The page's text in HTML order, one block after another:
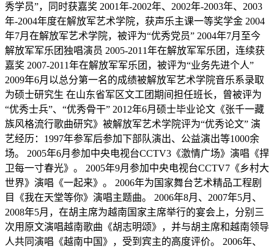
秀学员”，同时获嘉奖 2001年-2002年、2002年-2003年、2003
年-2004年度在解放军艺术学院，获声乐主课一等奖学金 2004
年7月在解放军艺术学院，被评为“优秀党员” 2004年7月至今
解放军军乐团独唱演员 2005-2011年在解放军军乐团，连续获
嘉奖 2007-2011年在解放军军乐团，被评为“业务先进个人”
2009年6月以总分第一名的成绩被解放军艺术学院音乐系录取
为硕士研究生 在山东省军区文工团期间担任班长，曾被评为
“优秀士兵”、“优秀骨干” 2012年6月硕士毕业论文《张千一藏
族风格流行歌曲研究》被解放军艺术学院评为“优秀论文” 演
艺经历：1997年参军后参加下部队演出、公益演出等1000余
场。 2005年6月参加中央电视台CCTV3《激情广场》演唱《捍
卫每一寸春光》。 2005年9月参加中央电视台CCTV7《乡村大
世界》演唱《一起来》。 2006年为国家舞台艺术精品工程剧
目《我在天堂等你》演唱主题曲。 2006年8月、2007年5月、
2008年5月，在胡主席为越南国家主席举行的宴会上，分别三
次用原文演唱越南歌曲《胡志明颂》，并与胡主席和越南领导
人共同演唱《越南中国》，受到宾主的高度评价。 2006年、